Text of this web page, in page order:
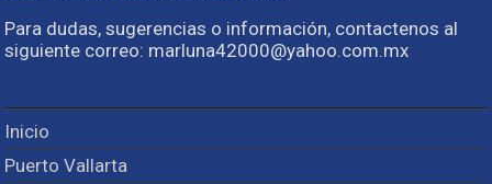
Para dudas, sugerencias o información, contactenos al
siguiente correo: marluna42000@yahoo.com.mx
Inicio
Puerto Vallarta